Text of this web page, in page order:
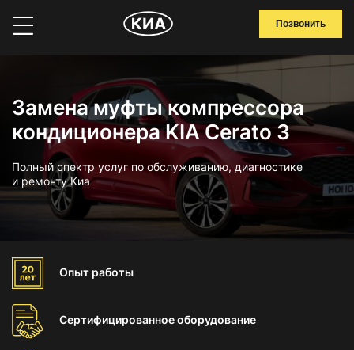
Позвонить
Замена муфты компрессора
кондиционера KIA Cerato 3
Полный спектр услуг по обслуживанию, диагностике
и ремонту Киа
Опыт работы
Сертифицированноеоборудование